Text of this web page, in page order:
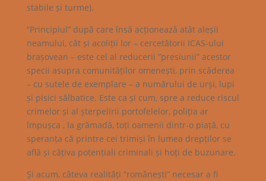
stabile și turme).
”Principiul” după care însă acționează atât aleșii
neamului, cât și acoliții lor – cercetătorii ICAS-ului
brașovean – este cel al reducerii ”presiunii” acestor
specii asupra comunităților omenești, prin scăderea
– cu sutele de exemplare – a numărului de urși, lupi
și pisici sălbatice. Este ca și cum, spre a reduce riscul
crimelor și al șterpelirii portofelelor, poliția ar
împușca , la grămadă, toți oamenii dintr-o piață, cu
speranța că printre cei trimiși în lumea drepților se
află și câțiva potențiali criminali și hoți de buzunare.
Și acum, câteva realități ”românești” necesar a fi